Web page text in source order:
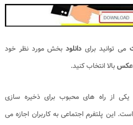
می توانید برای دانلود بخش مورد نظر خود
عکسبالا انتخاب کنید.
یکی از راه های محبوب برای ذخیره سازی
این پلتفرم اجتماعی به کاربران اجازه می